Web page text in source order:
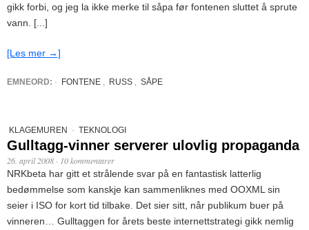
gikk forbi, og jeg la ikke merke til såpa før fontenen sluttet å sprute
vann. [...]
[Les mer →]
EMNEORD: · FONTENE RUSS SÅPE
KLAGEMUREN · TEKNOLOGI
Gulltagg-vinner serverer ulovlig propaganda
26. april 2008 · 10 kommentarer
NRKbeta har gitt et strålende svar på en fantastisk latterlig
bedømmelse som kanskje kan sammenliknes med OOXML sin
seier i ISO for kort tid tilbake. Det sier sitt, når publikum buer på
vinneren… Gulltaggen for årets beste internettstrategi gikk nemlig